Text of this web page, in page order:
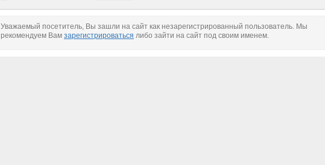
террористических
групп
Уважаемый посетитель, Вы зашли на сайт как незарегистрированный пользователь. Мы
рекомендуем Вам зарегистрироваться либо зайти на сайт под своим именем.